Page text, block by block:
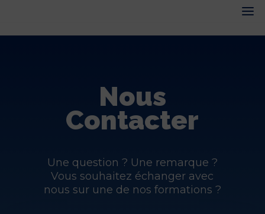
Nous
Contacter
Une question ? Une remarque ?
Vous souhaitez échanger avec
nous sur une de nos formations ?